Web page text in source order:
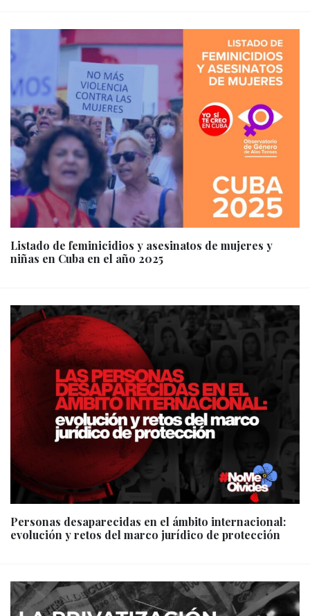
Listado de feminicidios y asesinatos de mujeres y
niñas en Cuba en el año 2025
Personas desaparecidas en el ámbito internacional:
evolución y retos del marco jurídico de protección